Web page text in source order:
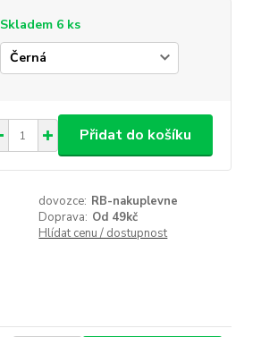
Skladem 6 ks
Přidat do košíku
dovozce: RB-nakuplevne
Doprava: Od 49kč
Hlídat cenu / dostupnost